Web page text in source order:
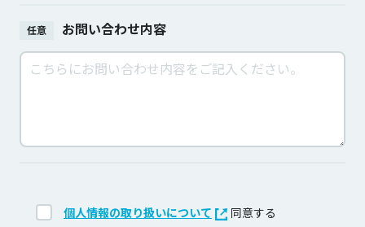
任意 お問い合わせ内容
個人情報の取り扱いについて 同意する